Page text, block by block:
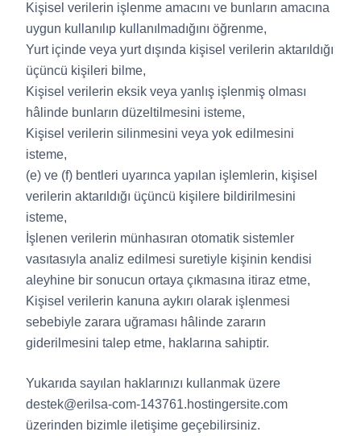
Kişisel verilerin işlenme amacını ve bunların amacına
uygun kullanılıp kullanılmadığını öğrenme,
Yurt içinde veya yurt dışında kişisel verilerin aktarıldığı
üçüncü kişileri bilme,
Kişisel verilerin eksik veya yanlış işlenmiş olması
hâlinde bunların düzeltilmesini isteme,
Kişisel verilerin silinmesini veya yok edilmesini
isteme,
(e) ve (f) bentleri uyarınca yapılan işlemlerin, kişisel
verilerin aktarıldığı üçüncü kişilere bildirilmesini
isteme,
İşlenen verilerin münhasıran otomatik sistemler
vasıtasıyla analiz edilmesi suretiyle kişinin kendisi
aleyhine bir sonucun ortaya çıkmasına itiraz etme,
Kişisel verilerin kanuna aykırı olarak işlenmesi
sebebiyle zarara uğraması hâlinde zararın
giderilmesini talep etme, haklarına sahiptir.
Yukarıda sayılan haklarınızı kullanmak üzere
destek@erilsa-com-143761.hostingersite.com
üzerinden bizimle iletişime geçebilirsiniz.